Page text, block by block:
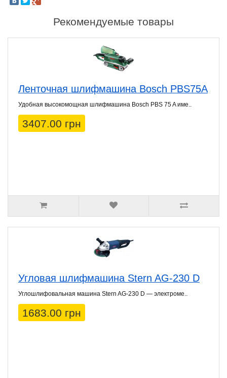
Рекомендуемые товары
Ленточная шлифмашина Bosch PBS75A
Удобная высокомощная шлифмашина Bosch PBS 75 A име..
3407.00 грн
Угловая шлифмашина Stern AG-230 D
Углошлифовальная машина Stern AG-230 D — электроме..
1683.00 грн